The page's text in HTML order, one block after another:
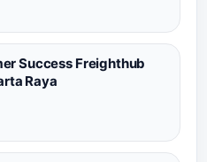
Success Freighthub
Raya